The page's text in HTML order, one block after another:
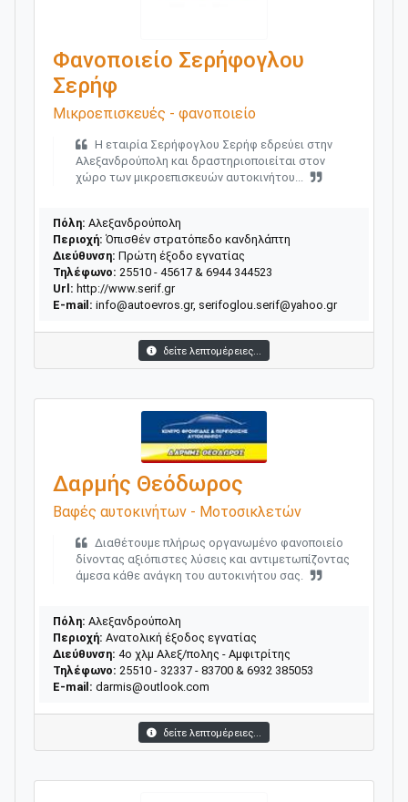
Φανοποιείο Σερήφογλου
Σερήφ
Μικροεπισκευές - φανοποιείο
Η εταιρία Σερήφογλου Σερήφ εδρεύει στην
Αλεξανδρούπολη και δραστηριοποιείται στον
χώρο των μικροεπισκευών αυτοκινήτου...
Πόλη: Αλεξανδρούπολη
Περιοχή: Όπισθέν στρατόπεδο κανδηλάπτη
Διεύθυνση: Πρώτη έξοδο εγνατίας
Τηλέφωνο: 25510 - 45617 & 6944 344523
Url: http://www.serif.gr
E-mail: info@autoevros.gr, serifoglou.serif@yahoo.gr
δείτε λεπτομέρειες...
Δαρμής Θεόδωρος
Βαφές αυτοκινήτων - Μοτοσικλετών
Διαθέτουμε πλήρως οργανωμένο φανοποιείο
δίνοντας αξιόπιστες λύσεις και αντιμετωπίζοντας
άμεσα κάθε ανάγκη του αυτοκινήτου σας.
Πόλη: Αλεξανδρούπολη
Περιοχή: Ανατολική έξοδος εγνατίας
Διεύθυνση: 4ο χλμ Αλεξ/πολης - Αμφιτρίτης
Τηλέφωνο: 25510 - 32337 - 83700 & 6932 385053
E-mail: darmis@outlook.com
δείτε λεπτομέρειες...